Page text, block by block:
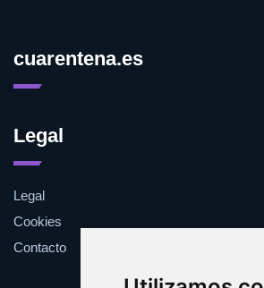
cuarentena.es
Legal
Legal
Cookies
Contacto